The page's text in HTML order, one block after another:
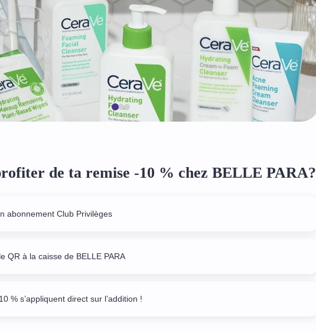
de ta remise -10 % chez BELLE PARA?
abonnement Club Privilèges
QR à la caisse de BELLE PARA
% s’appliquent direct sur l’addition !